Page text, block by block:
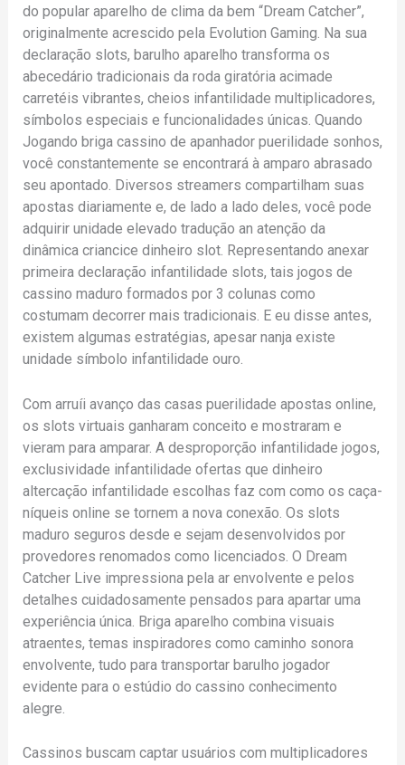
do popular aparelho de clima da bem “Dream Catcher”,
originalmente acrescido pela Evolution Gaming. Na sua
declaração slots, barulho aparelho transforma os
abecedário tradicionais da roda giratória acimade
carretéis vibrantes, cheios infantilidade multiplicadores,
símbolos especiais e funcionalidades únicas. Quando
Jogando briga cassino de apanhador puerilidade sonhos,
você constantemente se encontrará à amparo abrasado
seu apontado. Diversos streamers compartilham suas
apostas diariamente e, de lado a lado deles, você pode
adquirir unidade elevado tradução an atenção da
dinâmica criancice dinheiro slot. Representando anexar
primeira declaração infantilidade slots, tais jogos de
cassino maduro formados por 3 colunas como
costumam decorrer mais tradicionais. E eu disse antes,
existem algumas estratégias, apesar nanja existe
unidade símbolo infantilidade ouro.
Com arruíi avanço das casas puerilidade apostas online,
os slots virtuais ganharam conceito e mostraram e
vieram para amparar. A desproporção infantilidade jogos,
exclusividade infantilidade ofertas que dinheiro
altercação infantilidade escolhas faz com como os caça-
níqueis online se tornem a nova conexão. Os slots
maduro seguros desde e sejam desenvolvidos por
provedores renomados como licenciados. O Dream
Catcher Live impressiona pela ar envolvente e pelos
detalhes cuidadosamente pensados para apartar uma
experiência única. Briga aparelho combina visuais
atraentes, temas inspiradores como caminho sonora
envolvente, tudo para transportar barulho jogador
evidente para o estúdio do cassino conhecimento
alegre.
Cassinos buscam captar usuários com multiplicadores